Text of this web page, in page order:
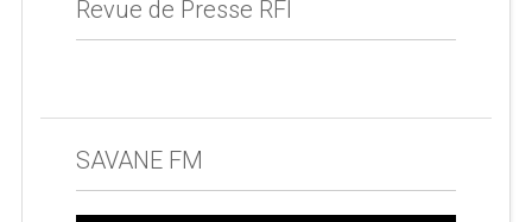
Revue de Presse RFI
SAVANE FM